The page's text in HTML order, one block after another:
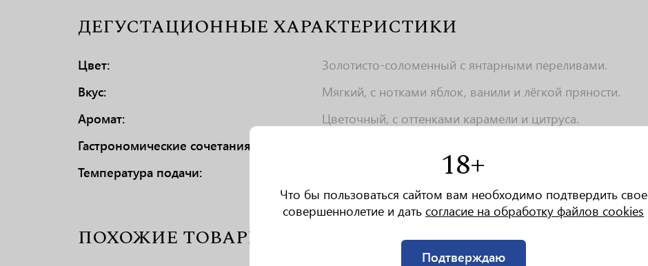
18+
Что бы пользоваться сайтом вам необходимо подтвердить свое
совершеннолетие и дать согласие на обработку файлов cookies
Подтверждаю
ДЕГУСТАЦИОННЫЕ ХАРАКТЕРИСТИКИ
Цвет:
Золотисто-соломенный с янтарными переливами.
Вкус:
Мягкий, с нотками яблок, ванили и лёгкой пряности.
Аромат:
Цветочный, с оттенками карамели и цитруса.
Гастрономические сочетания:
Температура подачи:
18–20°C или со льдом.
ПОХОЖИЕ ТОВАРЫ